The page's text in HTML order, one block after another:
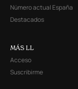
Número actual España
Destacados
MÁS LL
Acceso
Suscribirme